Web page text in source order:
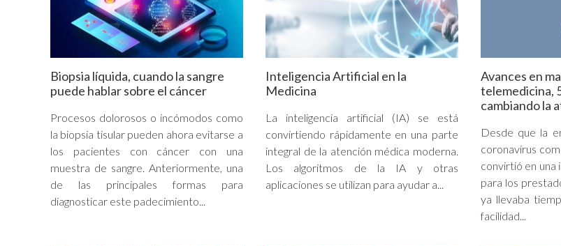
Biopsia líquida, cuando la sangre
puede hablar sobre el cáncer
Procesos dolorosos o incómodos como
la biopsia tisular pueden ahora evitarse a
los pacientes con cáncer con una
muestra de sangre. Anteriormente, una
de las principales formas para
diagnosticar este padecimiento...
Inteligencia Artificial en la
Medicina
La inteligencia artificial (IA) se está
convirtiendo rápidamente en una parte
integral de la atención médica moderna.
Los algoritmos de la IA y otras
aplicaciones se utilizan para ayudar a...
Avances en
telemedicina,
cambiando la
Desde que la
coronavirus
convirtió en
para los
ya llevaba
facilidad...